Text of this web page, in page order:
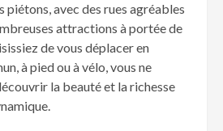
piétons, avec des rues agréables
attractions à portée de
de vous déplacer en
à pied ou à vélo, vous ne
la beauté et la richesse